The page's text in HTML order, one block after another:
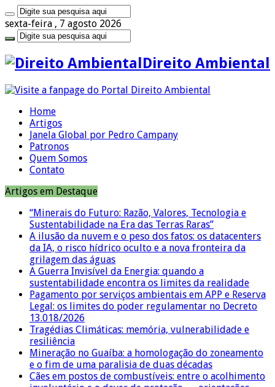
sexta-feira , 7 agosto 2026
Direito Ambiental
Home
Artigos
Janela Global por Pedro Campany
Patronos
Quem Somos
Contato
Artigos em Destaque
“Minerais do Futuro: Razão, Valores, Tecnologia e
Sustentabilidade na Era das Terras Raras”
A ilusão da nuvem e o peso dos fatos: os datacenters
da IA, o risco hídrico oculto e a nova fronteira da
grilagem das águas
A Guerra Invisível da Energia: quando a
sustentabilidade encontra os limites da realidade
Pagamento por serviços ambientais em APP e Reserva
Legal: os limites do poder regulamentar no Decreto
13.018/2026
Tragédias Climáticas: memória, vulnerabilidade e
resiliência
Mineração no Guaíba: a homologação do zoneamento
e o fim de uma paralisia de duas décadas
Cães em postos de combustíveis: entre o acolhimento